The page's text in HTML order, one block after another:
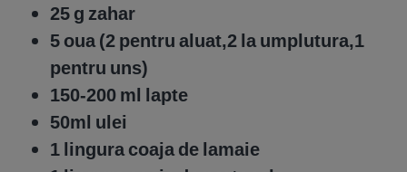
25 g zahar
5 oua (2 pentru aluat,2 la umplutura,1
pentru uns)
150-200 ml lapte
50ml ulei
1 lingura coaja de lamaie